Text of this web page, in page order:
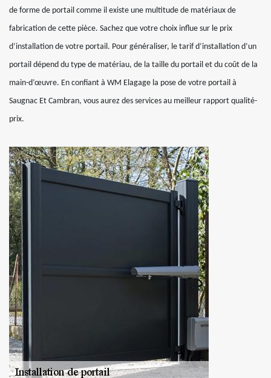
de forme de portail comme il existe une multitude de matériaux de
fabrication de cette pièce. Sachez que votre choix influe sur le prix
d’installation de votre portail. Pour généraliser, le tarif d’installation d’un
portail dépend du type de matériau, de la taille du portail et du coût de la
main-d’œuvre. En confiant à WM Elagage la pose de votre portail à
Saugnac Et Cambran, vous aurez des services au meilleur rapport qualité-
prix.